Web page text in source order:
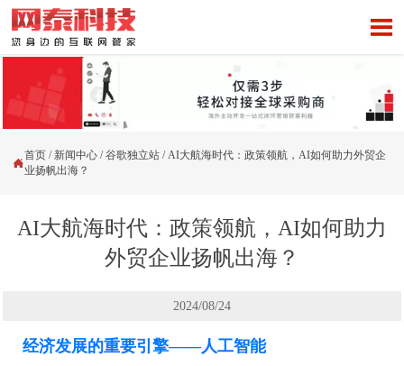


首页 / 新闻中心 /谷歌独立站 /AI大航海时代：政策领航，AI如何助力外贸企
业扬帆出海？
AI大航海时代：政策领航，AI如何助力
外贸企业扬帆出海？
2024/08/24
经济发展的重要引擎——人工智能